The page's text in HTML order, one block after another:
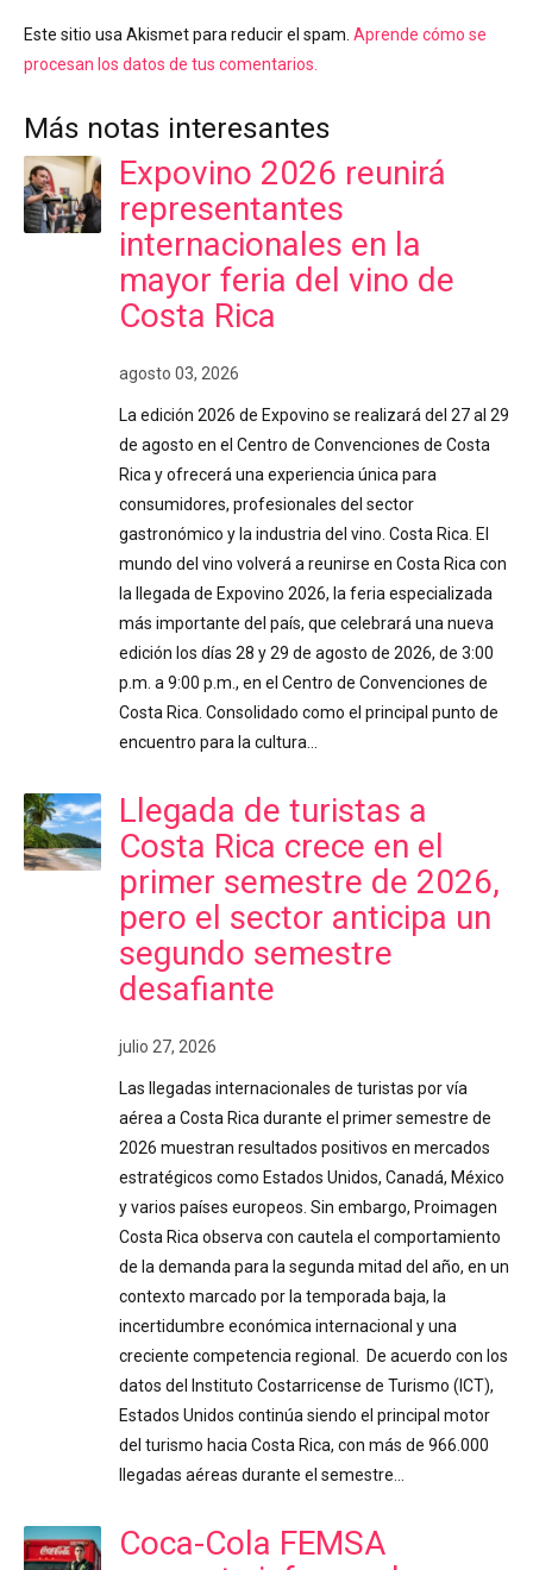
Este sitio usa Akismet para reducir el spam. Aprende cómo se
procesan los datos de tus comentarios.
Más notas interesantes
Expovino 2026 reunirá
representantes
internacionales en la
mayor feria del vino de
Costa Rica
agosto 03, 2026
La edición 2026 de Expovino se realizará del 27 al 29
de agosto en el Centro de Convenciones de Costa
Rica y ofrecerá una experiencia única para
consumidores, profesionales del sector
gastronómico y la industria del vino. Costa Rica. El
mundo del vino volverá a reunirse en Costa Rica con
la llegada de Expovino 2026, la feria especializada
más importante del país, que celebrará una nueva
edición los días 28 y 29 de agosto de 2026, de 3:00
p.m. a 9:00 p.m., en el Centro de Convenciones de
Costa Rica. Consolidado como el principal punto de
encuentro para la cultura…
Llegada de turistas a
Costa Rica crece en el
primer semestre de 2026,
pero el sector anticipa un
segundo semestre
desafiante
julio 27, 2026
Las llegadas internacionales de turistas por vía
aérea a Costa Rica durante el primer semestre de
2026 muestran resultados positivos en mercados
estratégicos como Estados Unidos, Canadá, México
y varios países europeos. Sin embargo, Proimagen
Costa Rica observa con cautela el comportamiento
de la demanda para la segunda mitad del año, en un
contexto marcado por la temporada baja, la
incertidumbre económica internacional y una
creciente competencia regional. De acuerdo con los
datos del Instituto Costarricense de Turismo (ICT),
Estados Unidos continúa siendo el principal motor
del turismo hacia Costa Rica, con más de 966.000
llegadas aéreas durante el semestre…
Coca-Cola FEMSA